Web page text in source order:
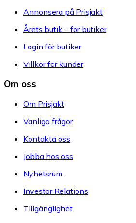
Annonsera på Prisjakt
Årets butik – för butiker
Login för butiker
Villkor för kunder
Om oss
Om Prisjakt
Vanliga frågor
Kontakta oss
Jobba hos oss
Nyhetsrum
Investor Relations
Tillgänglighet